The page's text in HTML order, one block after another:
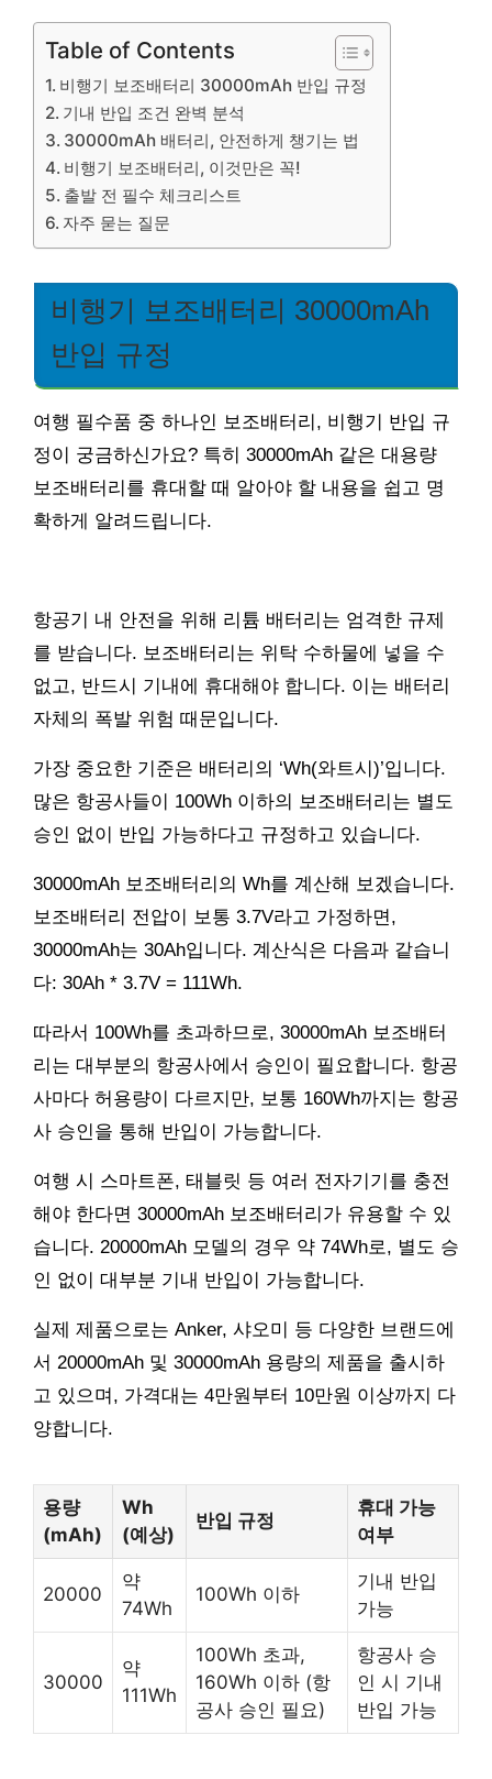
Table of Contents
비행기 보조배터리 30000mAh 반입 규정
기내 반입 조건 완벽 분석
30000mAh 배터리, 안전하게 챙기는 법
비행기 보조배터리, 이것만은 꼭!
출발 전 필수 체크리스트
자주 묻는 질문
비행기 보조배터리 30000mAh
반입 규정
여행 필수품 중 하나인 보조배터리, 비행기 반입 규
정이 궁금하신가요? 특히 30000mAh 같은 대용량
보조배터리를 휴대할 때 알아야 할 내용을 쉽고 명
확하게 알려드립니다.
항공기 내 안전을 위해 리튬 배터리는 엄격한 규제
를 받습니다. 보조배터리는 위탁 수하물에 넣을 수
없고, 반드시 기내에 휴대해야 합니다. 이는 배터리
자체의 폭발 위험 때문입니다.
가장 중요한 기준은 배터리의 ‘Wh(와트시)’입니다.
많은 항공사들이 100Wh 이하의 보조배터리는 별도
승인 없이 반입 가능하다고 규정하고 있습니다.
30000mAh 보조배터리의 Wh를 계산해 보겠습니다.
보조배터리 전압이 보통 3.7V라고 가정하면,
30000mAh는 30Ah입니다. 계산식은 다음과 같습니
다: 30Ah * 3.7V = 111Wh.
따라서 100Wh를 초과하므로, 30000mAh 보조배터
리는 대부분의 항공사에서 승인이 필요합니다. 항공
사마다 허용량이 다르지만, 보통 160Wh까지는 항공
사 승인을 통해 반입이 가능합니다.
여행 시 스마트폰, 태블릿 등 여러 전자기기를 충전
해야 한다면 30000mAh 보조배터리가 유용할 수 있
습니다. 20000mAh 모델의 경우 약 74Wh로, 별도 승
인 없이 대부분 기내 반입이 가능합니다.
실제 제품으로는 Anker, 샤오미 등 다양한 브랜드에
서 20000mAh 및 30000mAh 용량의 제품을 출시하
고 있으며, 가격대는 4만원부터 10만원 이상까지 다
양합니다.
용량
(mAh)
Wh
(예상)
반입 규정
휴대 가능
여부
20000
약
74Wh
100Wh 이하
기내 반입
가능
30000
약
111Wh
100Wh 초과,
160Wh 이하 (항
공사 승인 필요)
항공사 승
인 시 기내
반입 가능